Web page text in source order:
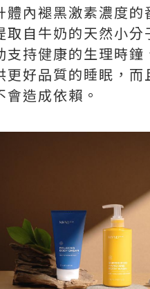
體內褪黑激素濃度的
取自牛奶的天然小分
支持健康的生理時鐘
更好品質的睡眠，而
會造成依賴。